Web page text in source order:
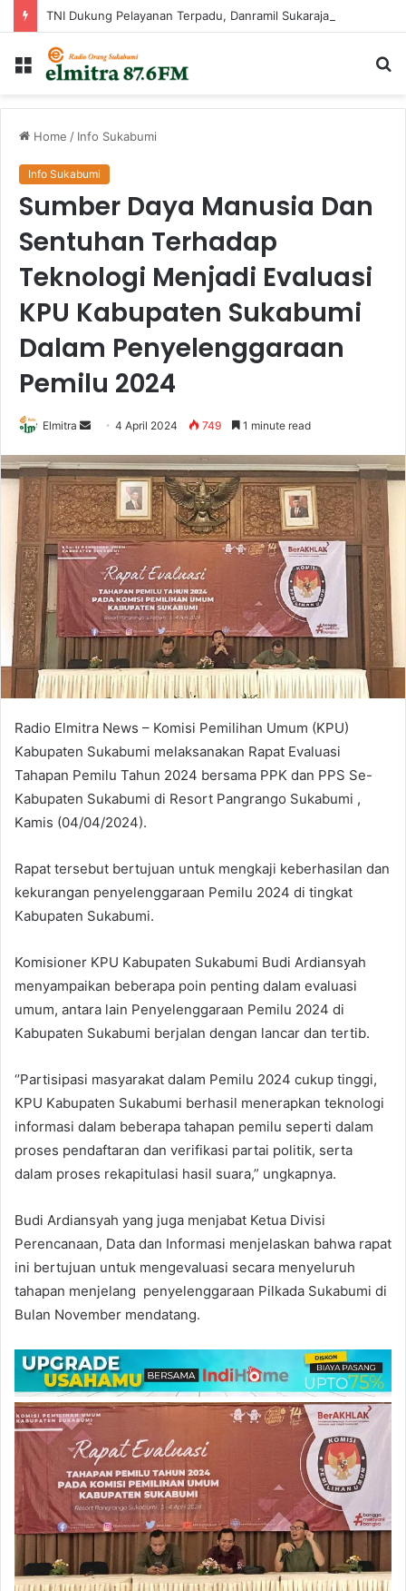
Menu
Home / Info Sukabumi
Info Sukabumi
Sumber Daya Manusia Dan
Sentuhan Terhadap
Teknologi Menjadi Evaluasi
KPU Kabupaten Sukabumi
Dalam Penyelenggaraan
Pemilu 2024
Elmitra
Send
email
4 April 2024 749 1 minute read
Radio Elmitra News – Komisi Pemilihan Umum (KPU)
Kabupaten Sukabumi melaksanakan Rapat Evaluasi
Tahapan Pemilu Tahun 2024 bersama PPK dan PPS Se-
Kabupaten Sukabumi di Resort Pangrango Sukabumi ,
Kamis (04/04/2024).
Rapat tersebut bertujuan untuk mengkaji keberhasilan dan
kekurangan penyelenggaraan Pemilu 2024 di tingkat
Kabupaten Sukabumi.
Komisioner KPU Kabupaten Sukabumi Budi Ardiansyah
menyampaikan beberapa poin penting dalam evaluasi
umum, antara lain Penyelenggaraan Pemilu 2024 di
Kabupaten Sukabumi berjalan dengan lancar dan tertib.
‘’Partisipasi masyarakat dalam Pemilu 2024 cukup tinggi,
KPU Kabupaten Sukabumi berhasil menerapkan teknologi
informasi dalam beberapa tahapan pemilu seperti dalam
proses pendaftaran dan verifikasi partai politik, serta
dalam proses rekapitulasi hasil suara,” ungkapnya.
Budi Ardiansyah yang juga menjabat Ketua Divisi
Perencanaan, Data dan Informasi menjelaskan bahwa rapat
ini bertujuan untuk mengevaluasi secara menyeluruh
tahapan menjelang penyelenggaraan Pilkada Sukabumi di
Bulan November mendatang.